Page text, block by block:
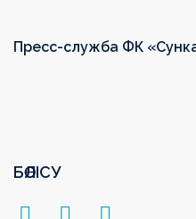
Пресс-служба ФК
БӨЛІСУ